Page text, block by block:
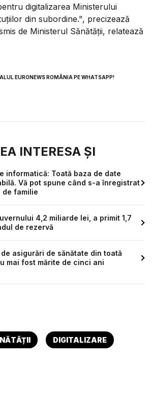
digitalizarea Ministerului
din subordine.", precizează
de Ministerul Sănătății, relatează
EURONEWS ROMÂNIA PE WHATSAPP!
INTERESA ȘI
informatică: Toată baza de date
Vă pot spune când s-a înregistrat
de familie
4,2 miliarde lei, a primit 1,7
de rezervă
asigurări de sănătate din toată
mai fost mărite de cinci ani
DIGITALIZARE